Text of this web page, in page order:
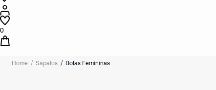
0
Home Sapatos Botas Femininas